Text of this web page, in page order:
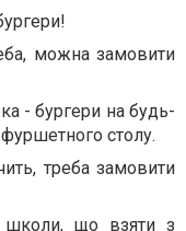
можна замовити
- бургери на будь-
столу.
треба замовити
що взяти з